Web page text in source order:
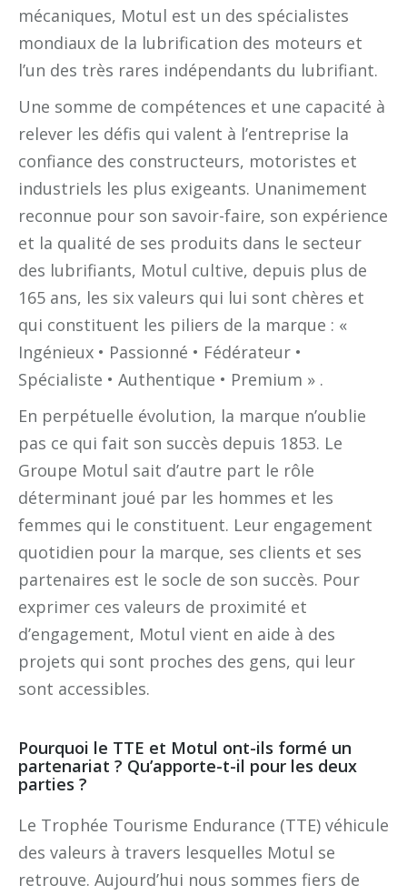
mécaniques, Motul est un des spécialistes
mondiaux de la lubrification des moteurs et
l’un des très rares indépendants du lubrifiant.
Une somme de compétences et une capacité à
relever les défis qui valent à l’entreprise la
confiance des constructeurs, motoristes et
industriels les plus exigeants. Unanimement
reconnue pour son savoir-faire, son expérience
et la qualité de ses produits dans le secteur
des lubrifiants, Motul cultive, depuis plus de
165 ans, les six valeurs qui lui sont chères et
qui constituent les piliers de la marque : «
Ingénieux • Passionné • Fédérateur •
Spécialiste • Authentique • Premium » .
En perpétuelle évolution, la marque n’oublie
pas ce qui fait son succès depuis 1853. Le
Groupe Motul sait d’autre part le rôle
déterminant joué par les hommes et les
femmes qui le constituent. Leur engagement
quotidien pour la marque, ses clients et ses
partenaires est le socle de son succès. Pour
exprimer ces valeurs de proximité et
d’engagement, Motul vient en aide à des
projets qui sont proches des gens, qui leur
sont accessibles.
Pourquoi le TTE et Motul ont-ils formé un
partenariat ? Qu’apporte-t-il pour les deux
parties ?
Le Trophée Tourisme Endurance (TTE) véhicule
des valeurs à travers lesquelles Motul se
retrouve. Aujourd’hui nous sommes fiers de